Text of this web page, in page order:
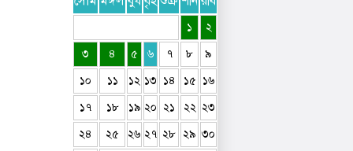
১
২
৩
৪ ৫ ৬ ৭ ৮
৯
১০
১১ ১২ ১৩ ১৪ ১৫ ১৬
১৭
১৮ ১৯ ২০ ২১ ২২ ২৩
২৪
২৫ ২৬ ২৭ ২৮ ২৯ ৩০